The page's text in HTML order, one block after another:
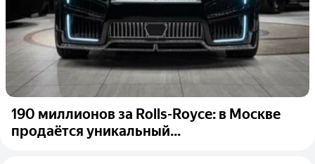
190 миллионов за Rolls-Royce: в Москве
продаётся уникальный...